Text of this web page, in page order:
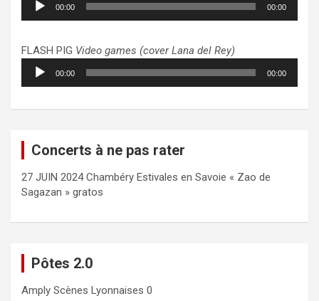
audio
00:00 00:00
FLASH PIG Video games (cover Lana del Rey)
Lecteur
audio
00:00 00:00
Concerts à ne pas rater
27 JUIN 2024 Chambéry Estivales en Savoie « Zao de
Sagazan » gratos
Pôtes 2.0
Amply Scènes Lyonnaises 0